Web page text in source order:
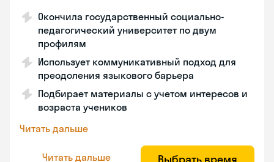
Окончила государственный социально-
педагогический университет по двум
профилям
Использует коммуникативный подход для
преодоления языкового барьера
Подбирает материалы с учетом интересов и
возраста учеников
Читать дальше
Читать дальше